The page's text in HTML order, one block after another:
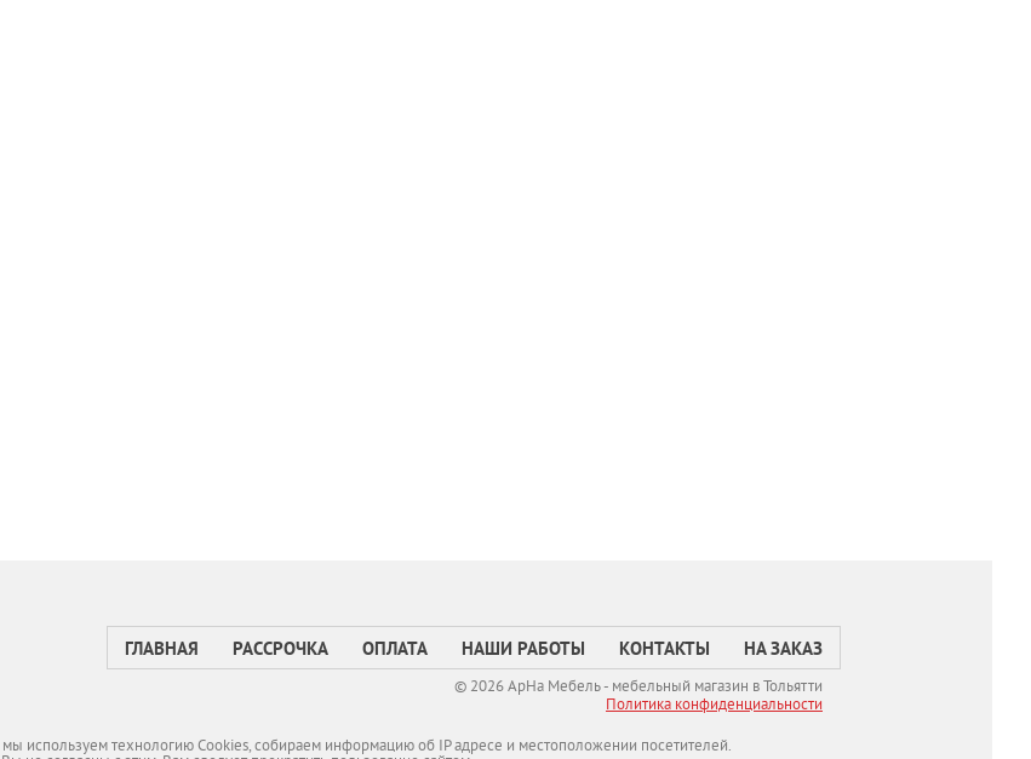
ГЛАВНАЯ РАССРОЧКА ОПЛАТА НАШИ РАБОТЫ КОНТАКТЫ НА ЗАКАЗ
© 2026 АрНа Мебель - мебельный магазин в Тольятти
Политикa конфиденциальности
используем технологию Cookies, собираем информацию об IP адресе и местоположении посетителей.